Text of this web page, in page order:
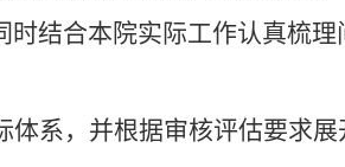
结合本院实际工作认真梳
系，并根据审核评估要求